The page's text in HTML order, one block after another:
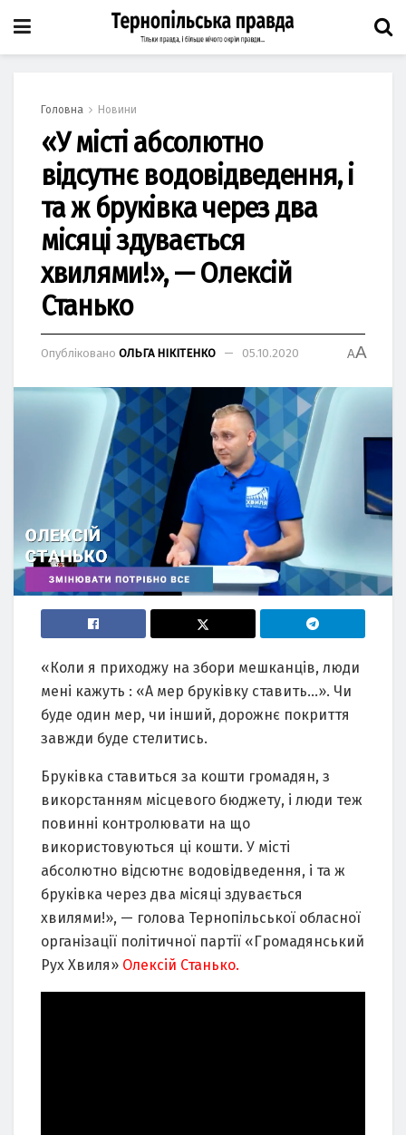
Головна Новини
«У місті абсолютно
відсутнє водовідведення, і
та ж бруківка через два
місяці здувається
хвилями!», — Олексій
Станько
Опубліковано ОЛЬГА НІКІТЕНКО 05.10.2020 AA
«Коли я приходжу на збори мешканців, люди
мені кажуть : «А мер бруківку ставить…». Чи
буде один мер, чи інший, дорожнє покриття
завжди буде стелитись.
Бруківка ставиться за кошти громадян, з
викорстанням місцевого бюджету, і люди теж
повинні контролювати на що
використовуються ці кошти. У місті
абсолютно відсютнє водовідведення, і та ж
бруківка через два місяці здувається
хвилями!», — голова Тернопільської обласної
організації політичної партії «Громадянський
Рух Хвиля» Олексій Станько.